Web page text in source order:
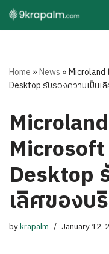
Skip
Home »News »Microland
Desktop รับรองความเป็นเ
Desktop
เลิศของบ
bykrapalm January 12,